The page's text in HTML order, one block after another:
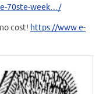
70ste-week…/
cost! https://www.e-